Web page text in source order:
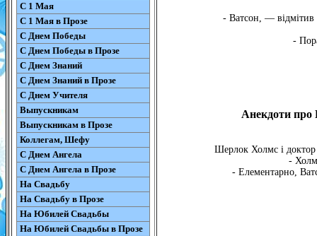
С 1 Мая
С 1 Мая в Прозе
С Днем Победы
С Днем Победы в Прозе
С Днем Знаний
С Днем Знаний в Прозе
С Днем Учителя
Выпускникам
Выпускникам в Прозе
Коллегам, Шефу
С Днем Ангела
С Днем Ангела в Прозе
На Свадьбу
На Свадьбу в Прозе
На Юбилей Свадьбы
На Юбилей Свадьбы в Прозе
- Ватсон, —
-
Анекдоти про
Шерлок Холмс і доктор
-
- Елементарно,